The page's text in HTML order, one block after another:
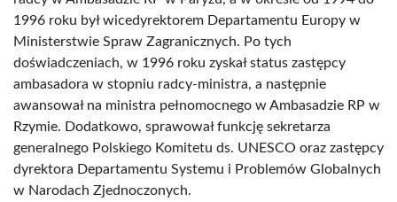
1996 roku był wicedyrektorem Departamentu Europy w
Ministerstwie Spraw Zagranicznych. Po tych
doświadczeniach, w 1996 roku zyskał status zastępcy
ambasadora w stopniu radcy-ministra, a następnie
awansował na ministra pełnomocnego w Ambasadzie RP w
Rzymie. Dodatkowo, sprawował funkcję sekretarza
generalnego Polskiego Komitetu ds. UNESCO oraz zastępcy
dyrektora Departamentu Systemu i Problemów Globalnych
w Narodach Zjednoczonych.